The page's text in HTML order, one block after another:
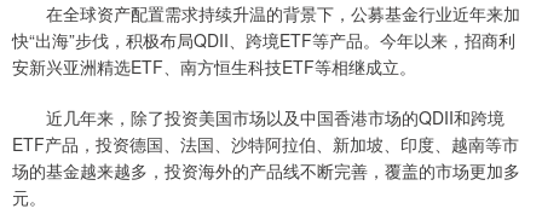
在全球资产配置需求持续升温的背景下，公募基金行业近年来加
快“出海”步伐，积极布局QDII、跨境ETF等产品。今年以来，招商利
安新兴亚洲精选ETF、南方恒生科技ETF等相继成立。
近几年来，除了投资美国市场以及中国香港市场的QDII和跨境
ETF产品，投资德国、法国、沙特阿拉伯、新加坡、印度、越南等市
场的基金越来越多，投资海外的产品线不断完善，覆盖的市场更加多
元。